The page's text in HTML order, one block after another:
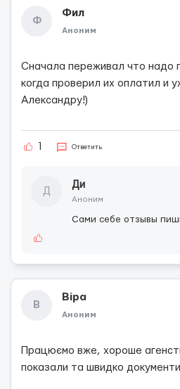
Ф
Фил
Аноним
Сначала переживал что надо
когда проверил их оплатил и
Александру!)
Ответить
Д
Ди
Аноним
Сами себе отзывы
В
Віра
Аноним
Працюємо вже, хороше
показали та швидко